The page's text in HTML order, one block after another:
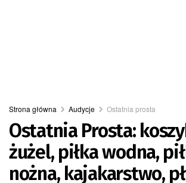
Strona główna Audycje Ostatnia prosta
Ostatnia Prosta:
żużel, piłka wodna,
nożna, kajakarstwo,